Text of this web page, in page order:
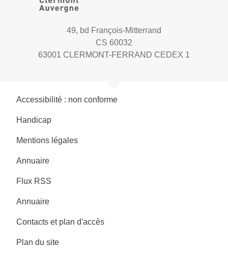
49, bd François-Mitterrand
CS 60032
63001 CLERMONT-FERRAND CEDEX 1
Accessibilité : non conforme
Handicap
Mentions légales
Annuaire
Flux RSS
Annuaire
Contacts et plan d'accès
Plan du site